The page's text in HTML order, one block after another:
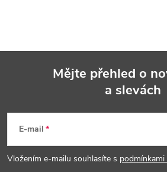
p
Mějte přehled o
a slevách
E-mail
Vložením e-mailu souhlasíte s